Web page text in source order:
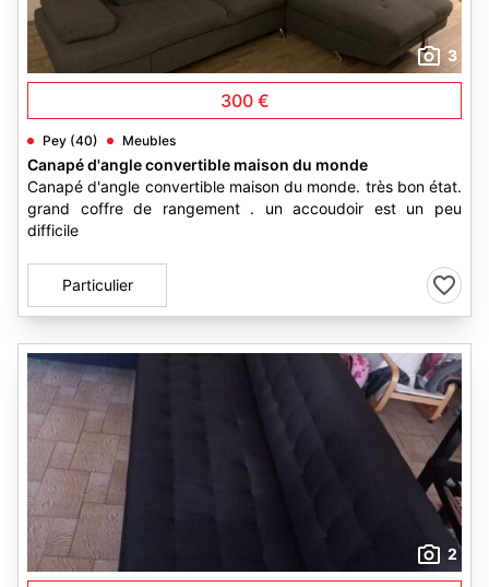
3
300 €
Pey (40) Meubles
Canapé d'angle convertible maison du monde
Canapé d'angle convertible maison du monde. très bon état.
grand coffre de rangement . un accoudoir est un peu
difficile
Particulier
2